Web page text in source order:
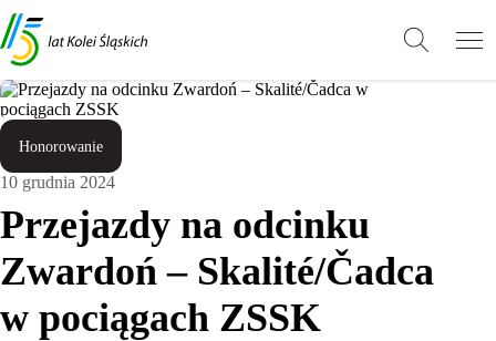
Przejdź
do
treści
Przejdź
do
stopki
Honorowanie
10 grudnia 2024
Przejazdy na odcinku
Zwardoń – Skalité/Čadca
w pociągach ZSSK
Wróć
do
góry